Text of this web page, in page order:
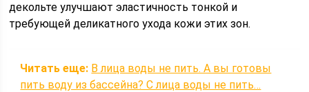
декольте улучшают эластичность тонкой и
требующей деликатного ухода кожи этих зон.
Читать еще: В лица воды не пить. А вы готовы
пить воду из бассейна? С лица воды не пить…